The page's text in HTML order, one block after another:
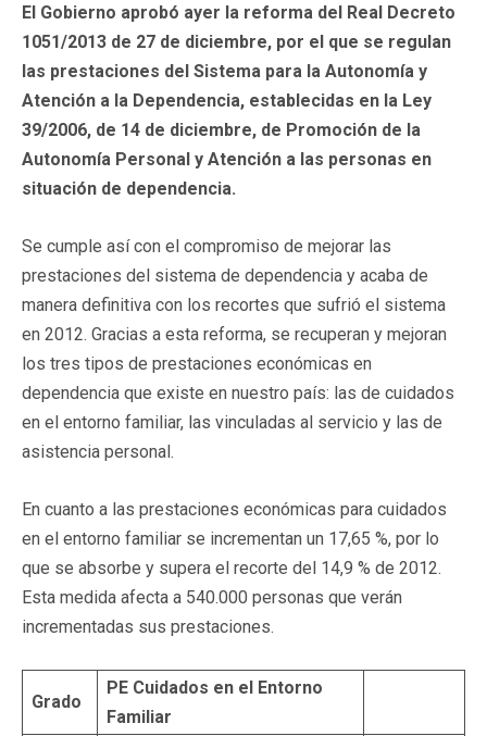
El Gobierno aprobó ayer la reforma del Real Decreto
1051/2013 de 27 de diciembre, por el que se regulan
las prestaciones del Sistema para la Autonomía y
Atención a la Dependencia, establecidas en la Ley
39/2006, de 14 de diciembre, de Promoción de la
Autonomía Personal y Atención a las personas en
situación de dependencia.
Se cumple así con el compromiso de mejorar las
prestaciones del sistema de dependencia y acaba de
manera definitiva con los recortes que sufrió el sistema
en 2012. Gracias a esta reforma, se recuperan y mejoran
los tres tipos de prestaciones económicas en
dependencia que existe en nuestro país: las de cuidados
en el entorno familiar, las vinculadas al servicio y las de
asistencia personal.
En cuanto a las prestaciones económicas para cuidados
en el entorno familiar se incrementan un 17,65 %, por lo
que se absorbe y supera el recorte del 14,9 % de 2012.
Esta medida afecta a 540.000 personas que verán
incrementadas sus prestaciones.
Grado
PE Cuidados en el Entorno
Familiar